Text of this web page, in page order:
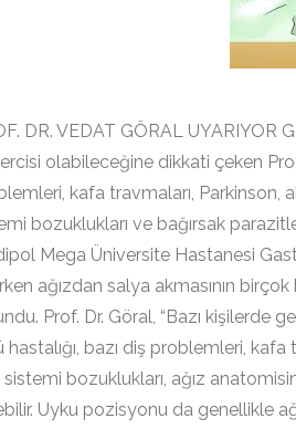
DR. VEDAT GÖRAL UYARIYOR
olabileceğine dikkati çeken
kafa travmaları, Parkinson,
bozuklukları ve bağırsak
Mega Üniversite Hastanesi
ağızdan salya akmasının
Prof. Dr. Göral, “Bazı kişilerde
hastalığı, bazı diş problemleri,
sistemi bozuklukları, ağız
Uyku pozisyonu da genellikle